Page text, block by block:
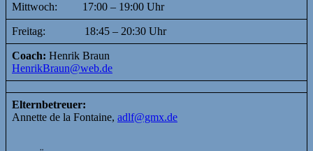
Mittwoch: 17:00 – 19:00 Uhr
Freitag: 18:45 – 20:30 Uhr
Coach: Henrik Braun
HenrikBraun@web.de
Elternbetreuer:
Annette de la Fontaine, adlf@gmx.de